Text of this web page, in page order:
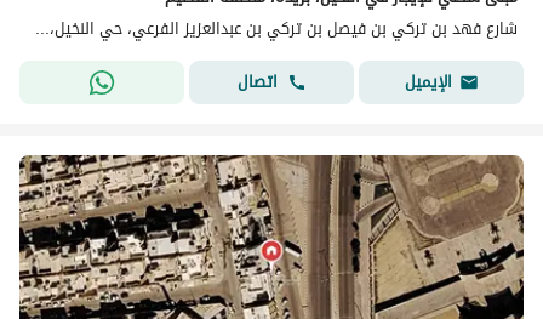
شارع فهد بن تركي بن فيصل بن تركي بن عبدالعزيز الفرعي، حي النخيل، بريدة منطقة القصيم
الإيميل
اتصال